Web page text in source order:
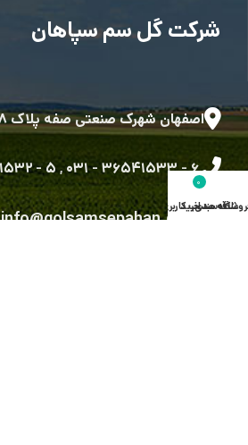
شرکت گل سم سپاهان
اصفهان شهرک صنعتی صفه پلاک ۱۸
۶ - ۳۶۵۴۱۵۳۳ - ۰۳۱ ,۵ - ۳۱۳۱۱۵۳۲ - ۰۳۱
info@golsamsepahan.com
علاقه مندی
۰
سبد خرید
حساب کاربری من